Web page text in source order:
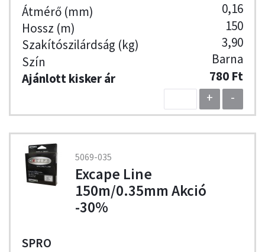
0,16
150
3,90
Barna
780 Ft
+
-
5069-035
Excape Line
150m/0.35mm Akció
-30%
SPRO